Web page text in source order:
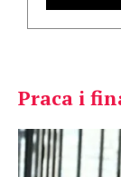
Praca i